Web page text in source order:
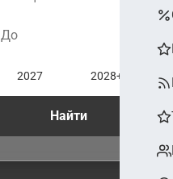
До
2027 2028+
Найти